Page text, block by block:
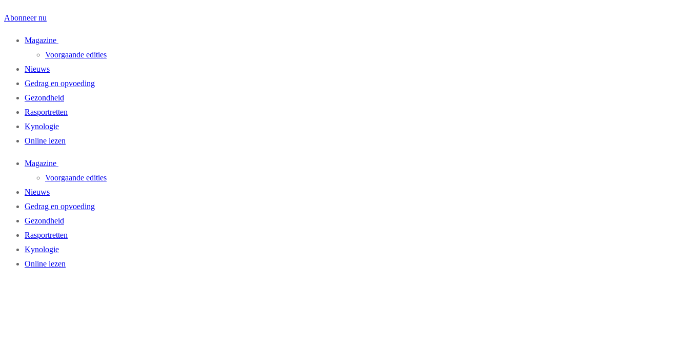
Abonneer nu
Magazine
Voorgaande edities
Nieuws
Gedrag en opvoeding
Gezondheid
Rasportretten
Kynologie
Online lezen
Magazine
Voorgaande edities
Nieuws
Gedrag en opvoeding
Gezondheid
Rasportretten
Kynologie
Online lezen